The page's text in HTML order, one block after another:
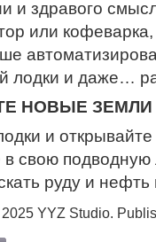
и здравого
или
лодки и даже…
НОВЫЕ ЗЕМЛИ
и
свою подводную
руду и
YYZ Studio.